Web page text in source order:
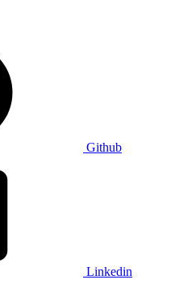
Github
Linkedin